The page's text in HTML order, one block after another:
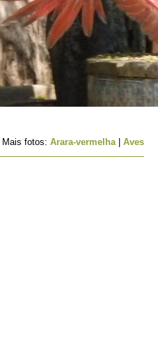
Mais fotos: Arara-vermelha| Aves